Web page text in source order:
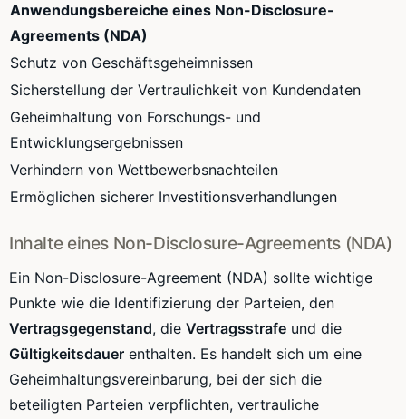
Anwendungsbereiche eines Non-Disclosure-
Agreements (NDA)
Schutz von Geschäftsgeheimnissen
Sicherstellung der Vertraulichkeit von Kundendaten
Geheimhaltung von Forschungs- und
Entwicklungsergebnissen
Verhindern von Wettbewerbsnachteilen
Ermöglichen sicherer Investitionsverhandlungen
Inhalte eines Non-Disclosure-Agreements (NDA)
Ein Non-Disclosure-Agreement (NDA) sollte wichtige
Punkte wie die Identifizierung der Parteien, den
Vertragsgegenstand, die Vertragsstrafe und die
Gültigkeitsdauer enthalten. Es handelt sich um eine
Geheimhaltungsvereinbarung, bei der sich die
beteiligten Parteien verpflichten, vertrauliche